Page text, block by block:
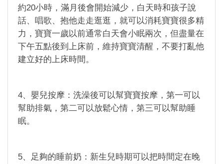
約20小時，滿月後會開始減少，白天時和孩子說
話、唱歌、抱他走走逛逛，就可以消耗寶寶很多精
力，寶寶一歲以前通常白天會小眠兩次，但盡量在
下午五點後到上床前，維持寶寶清醒，不要打亂他
建立好的上床時間。
4、嬰兒按摩：洗澡後可以幫寶寶按摩，第一可以
幫助排氣，第二可以放鬆心情，第三可以幫助睡
眠。
5、足夠的睡前奶：新生兒時期可以把時間定在晚